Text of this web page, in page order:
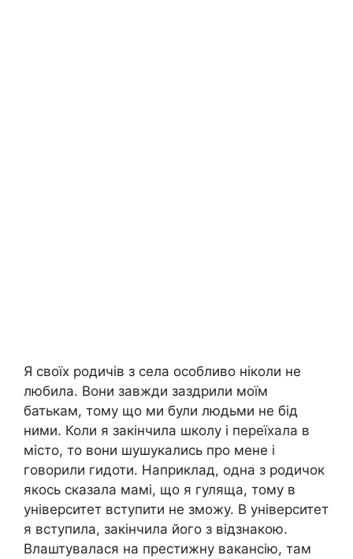
Я своїх родичів з села особливо ніколи не
любила. Вони завжди заздрили моїм
батькам, тому що ми були людьми не бід
ними. Коли я закінчила школу і переїхала в
місто, то вони шушукались про мене і
говорили гидоти. Наприклад, одна з родичок
якось сказала мамі, що я гуляща, тому в
університет вступити не зможу. В університет
я вступила, закінчила його з відзнакою.
Влаштувалася на престижну вакансію, там